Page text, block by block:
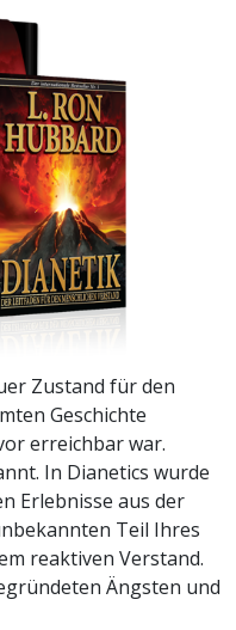
Zustand für den
Geschichte
erreichbar war.
In Dianetics wurde
Erlebnisse aus der
Teil Ihres
reaktiven Verstand.
Ängsten und